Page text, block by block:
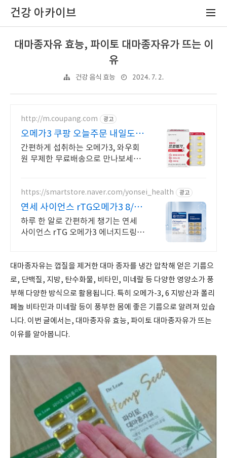
건강 아카이브
대마종자유 효능, 파이토 대마종자유가 뜨는 이
유
건강 음식 효능 2024. 7. 2.
http://m.coupang.com 광고
오메가3 쿠팡 오늘주문 내일도착
로켓배송
간편하게 섭취하는 오메가3, 와우회
원 무제한 무료배송으로 만나보세요.
https://smartstore.naver.com/yonsei_health 광고
연세 사이언스 rTG오메가3 8/3~
8/9 에너지충전
하루 한 알로 간편하게 챙기는 연세
사이언스 rTG 오메가3 에너지드링크
대마종자유는 껍질을 제거한 대마 종자를 냉간 압착해 얻은 기름으
로, 단백질, 지방, 탄수화물, 비타민, 미네랄 등 다양한 영양소가 풍
부해 다양한 방식으로 활용됩니다. 특히 오메가-3, 6 지방산과 폴리
페놀 비타민과 미네랄 등이 풍부한 몸에 좋은 기름으로 알려져 있습
니다. 이번 글에서는, 대마종자유 효능, 파이토 대마종자유가 뜨는
이유를 알아봅니다.